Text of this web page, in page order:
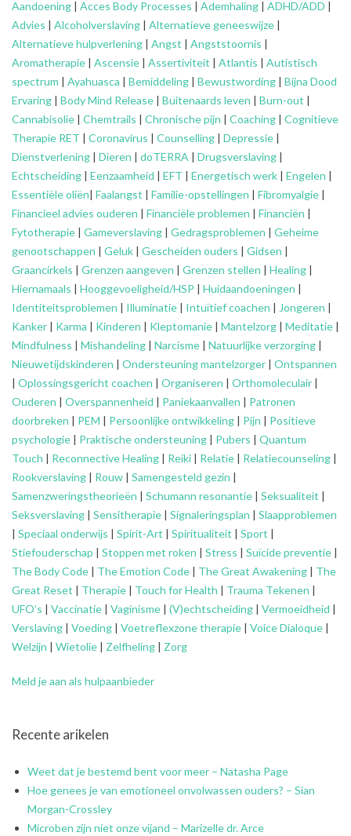
Aandoening | Acces Body Processes | Ademhaling | ADHD/ADD |
Advies | Alcoholverslaving | Alternatieve geneeswijze |
Alternatieve hulpverlening | Angst | Angststoornis |
Aromatherapie | Ascensie | Assertiviteit | Atlantis | Autistisch
spectrum | Ayahuasca | Bemiddeling | Bewustwording | Bijna Dood
Ervaring | Body Mind Release | Buitenaards leven | Burn-out |
Cannabisolie | Chemtrails | Chronische pijn | Coaching | Cognitieve
Therapie RET | Coronavirus | Counselling | Depressie |
Dienstverlening | Dieren | doTERRA | Drugsverslaving |
Echtscheiding | Eenzaamheid | EFT | Energetisch werk | Engelen |
Essentiële oliën| Faalangst | Familie-opstellingen | Fibromyalgie |
Financieel advies ouderen | Financiële problemen | Financiën |
Fytotherapie | Gameverslaving | Gedragsproblemen | Geheime
genootschappen | Geluk | Gescheiden ouders | Gidsen |
Graancirkels | Grenzen aangeven | Grenzen stellen | Healing |
Hiernamaals | Hooggevoeligheid/HSP | Huidaandoeningen |
Identiteitsproblemen | Illuminatie | Intuïtief coachen | Jongeren |
Kanker | Karma | Kinderen | Kleptomanie | Mantelzorg | Meditatie |
Mindfulness | Mishandeling | Narcisme | Natuurlijke verzorging |
Nieuwetijdskinderen | Ondersteuningmantelzorger | Ontspannen
| Oplossingsgericht coachen | Organiseren | Orthomoleculair |
Ouderen | Overspannenheid | Paniekaanvallen | Patronen
doorbreken | PEM | Persoonlijke ontwikkeling | Pijn | Positieve
psychologie | Praktische ondersteuning | Pubers | Quantum
Touch | Reconnective Healing | Reiki | Relatie | Relatiecounseling |
Rookverslaving | Rouw | Samengesteld gezin |
Samenzweringstheorieën | Schumann resonantie | Seksualiteit |
Seksverslaving | Sensitherapie | Signaleringsplan | Slaapproblemen
| Speciaal onderwijs | Spirit-Art | Spiritualiteit | Sport |
Stiefouderschap | Stoppen met roken | Stress | Suïcide preventie |
The Body Code | The Emotion Code | The Great Awakening | The
Great Reset | Therapie | Touch for Health | Trauma Tekenen |
UFO’s | Vaccinatie | Vaginisme | (V)echtscheiding | Vermoeidheid |
Verslaving | Voeding | Voetreflexzone therapie | Voice Dialoque |
Welzijn | Wietolie | Zelfheling | Zorg
Meld je aan als hulpaanbieder
Recente arikelen
Weet dat je bestemd bent voor meer – Natasha Page
Hoe genees je van emotioneel onvolwassen ouders? – Sian
Morgan-Crossley
Microben zijn niet onze vijand – Marizelle dr. Arce